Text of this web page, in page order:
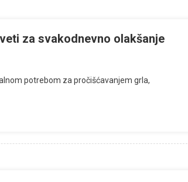
za svakodnevno olakšanje
potrebom za pročišćavanjem grla,